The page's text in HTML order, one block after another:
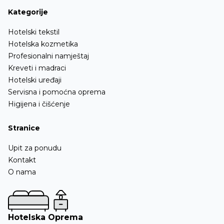
Ofingeri
Ostalo
Kategorije
Hotelski tekstil
Hotelska kozmetika
Profesionalni namještaj
Kreveti i madraci
Hotelski uređaji
Servisna i pomoćna oprema
Higijena i čišćenje
Stranice
Upit za ponudu
Kontakt
O nama
Hotelska Oprema